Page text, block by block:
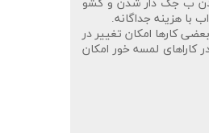
دادن ب جک دار شدن و کشو
هزینه جداگانه.
کارها امکان تغییر در
لمسه خور امکان